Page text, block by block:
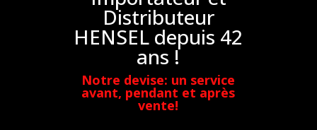
Distributeur
HENSEL depuis 42
ans !
Notre devise: un service
avant, pendant et après
vente!